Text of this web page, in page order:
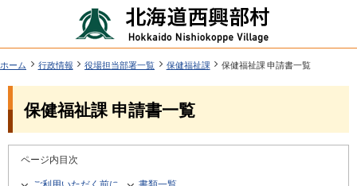
へ
メ
道
西
部
ツ
ル
現
階
層
ホーム 行政情報 役場担当部署一覧 保健福祉課 保健福祉課 申請書一覧
保健福祉課 申請書一覧
ページ内目次